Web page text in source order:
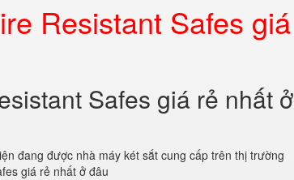
Resistant Safes giá
Safes giá rẻ nhất ở
đang được nhà máy két sắt cung cấp trên thị trường
giá rẻ nhất ở đâu